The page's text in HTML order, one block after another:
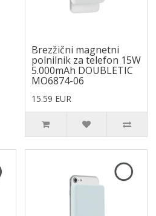
Brezžični magnetni
polnilnik za telefon 15W
5.000mAh DOUBLETIC
MO6874-06
15.59 EUR